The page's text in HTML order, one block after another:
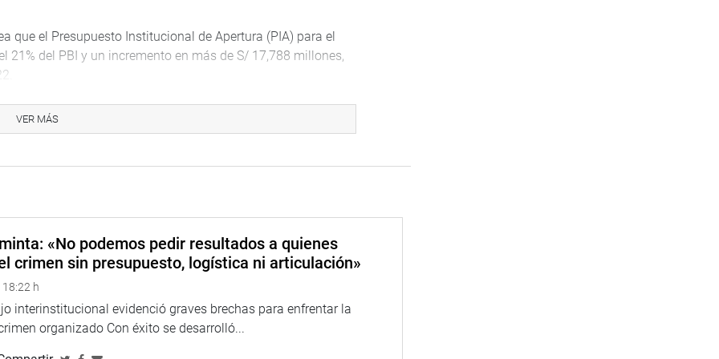
que el Presupuesto Institucional de Apertura (PIA) para el
21% del PBI y un incremento en más de S/ 17,788 millones,
proyecto será eminentemente técnico, con una visión
macroeconómicos que sustenta la economía
y descentralista, sin tintes políticos ni clientelismo, para no
economía peruana”, señaló el parlamentario.
se realizará con total transparencia para el beneficio del
ha permitido que los gastos corrientes, gastos de capital y
gobierno, excepto el Servicio de la deuda de gobiernos
VER MÁS
«No podemos pedir resultados a quienes
crimen sin presupuesto, logística ni articulación»
h
interinstitucional evidenció graves brechas para enfrentar la
organizado Con éxito se desarrolló...